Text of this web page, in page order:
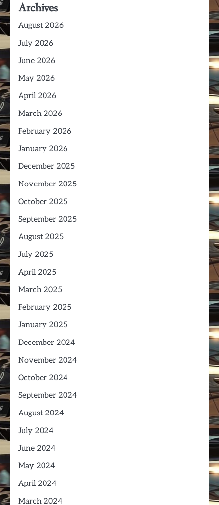
Archives
August 2026
July 2026
June 2026
May 2026
April 2026
March 2026
February 2026
January 2026
December 2025
November 2025
October 2025
September 2025
August 2025
July 2025
April 2025
March 2025
February 2025
January 2025
December 2024
November 2024
October 2024
September 2024
August 2024
July 2024
June 2024
May 2024
April 2024
March 2024